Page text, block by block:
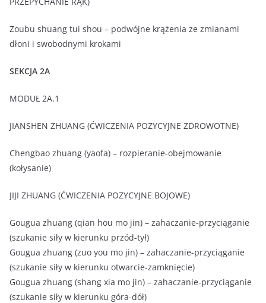
Zoubu shuang tui shou – podwójne krążenia ze zmianami
dłoni i swobodnymi krokami
SEKCJA 2A
MODUŁ 2A.1
JIANSHEN ZHUANG (ĆWICZENIA POZYCYJNE ZDROWOTNE)
Chengbao zhuang (yaofa) – rozpieranie-obejmowanie
(kołysanie)
JIJI ZHUANG (ĆWICZENIA POZYCYJNE BOJOWE)
Gougua zhuang (qian hou mo jin) – zahaczanie-przyciąganie
(szukanie siły w kierunku przód-tył)
Gougua zhuang (zuo you mo jin) – zahaczanie-przyciąganie
(szukanie siły w kierunku otwarcie-zamknięcie)
Gougua zhuang (shang xia mo jin) – zahaczanie-przyciąganie
(szukanie siły w kierunku góra-dół)